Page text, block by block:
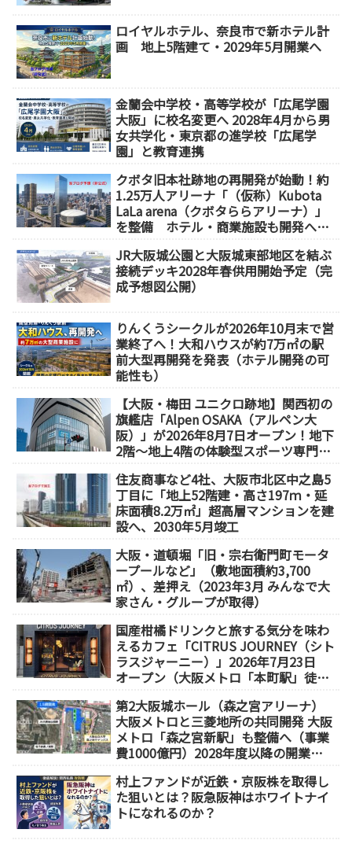
ロイヤルホテル、奈良市で新ホテル計
画 地上5階建て・2029年5月開業へ
金蘭会中学校・高等学校が「広尾学園
大阪」に校名変更へ 2028年4月から男
女共学化・東京都の進学校「広尾学
園」と教育連携
クボタ旧本社跡地の再開発が始動！約
1.25万人アリーナ「（仮称）Kubota
LaLa arena（クボタららアリーナ）」
を整備 ホテル・商業施設も開発へ
JR大阪城公園と大阪城東部地区を結ぶ
接続デッキ2028年春供用開始予定（完
成予想図公開）
りんくうシークルが2026年10月末で営
業終了へ！大和ハウスが約7万㎡の駅
前大型再開発を発表（ホテル開発の可
能性も）
【大阪・梅田 ユニクロ跡地】関西初の
旗艦店「Alpen OSAKA（アルペン大
阪）」が2026年8月7日オープン！地下
2階～地上4階の体験型スポーツ専門店
住友商事など4社、大阪市北区中之島5
丁目に「地上52階建・高さ197ｍ・延
床面積8.2万㎡」超高層マンションを建
設へ、2030年5月竣工
大阪・道頓堀「旧・宗右衛門町モータ
ープールなど」（敷地面積約3,700
㎡）、差押え（2023年3月 みんなで大
家さん・グループが取得）
国産柑橘ドリンクと旅する気分を味わ
えるカフェ「CITRUS JOURNEY（シト
ラスジャーニー）」2026年7月23日
オープン（大阪メトロ「本町駅」徒歩
第2大阪城ホール（森之宮アリーナ）
大阪メトロと三菱地所の共同開発 大阪
メトロ「森之宮新駅」も整備へ（事業
費1000億円）2028年度以降の開業
村上ファンドが近鉄・京阪株を取得し
た狙いとは？阪急阪神はホワイトナイ
トになれるのか？